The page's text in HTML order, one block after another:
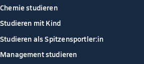
Chemie studieren
Studieren mit Kind
Studieren als Spitzensportler:in
Management studieren